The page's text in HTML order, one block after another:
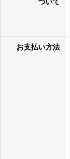
ついて
お支払い方法